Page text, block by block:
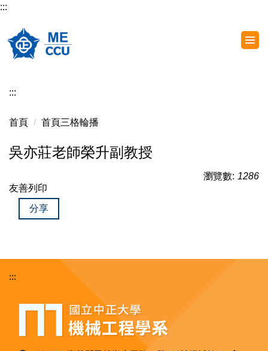
跳
主
要
區
:::
:::
首頁 首頁三格輪播
吳亦莊老師榮升副教授
瀏覽數: 1286
友善列印
分享
:::